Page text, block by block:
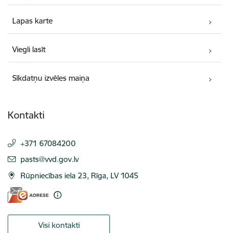
Lapas karte
Viegli lasīt
Sīkdatņu izvēles maiņa
Kontakti
+371 67084200
E-pasts:
pasts@vvd.gov.lv
Rūpniecības iela 23, Rīga, LV 1045
Visi kontakti